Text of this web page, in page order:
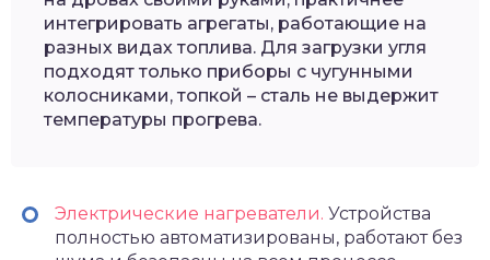
интегрировать агрегаты, работающие на
разных видах топлива. Для загрузки угля
подходят только приборы с чугунными
колосниками, топкой – сталь не выдержит
температуры прогрева.
Электрические нагреватели. Устройства
полностью автоматизированы, работают без